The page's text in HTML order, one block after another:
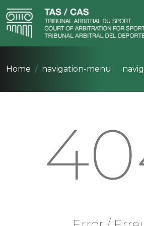
Home navigation-menu